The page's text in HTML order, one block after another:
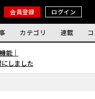
会員登録 ログイン
カテゴリ 連載
能｜
しました